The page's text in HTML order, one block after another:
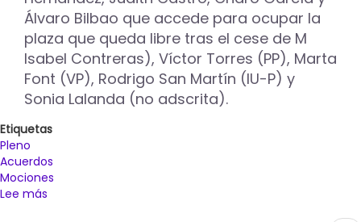
Álvaro Bilbao que accede para ocupar la
plaza que queda libre tras el cese de M
Isabel Contreras), Víctor Torres (PP), Marta
Font (VP), Rodrigo San Martín (IU-P) y
Sonia Lalanda (no adscrita).
Etiquetas
Pleno
Acuerdos
Mociones
Lee más